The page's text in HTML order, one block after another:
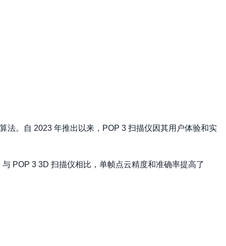
法。自 2023 年推出以来，POP 3 扫描仪因其用户体验和实
POP 3 3D 扫描仪相比，单帧点云精度和准确率提高了